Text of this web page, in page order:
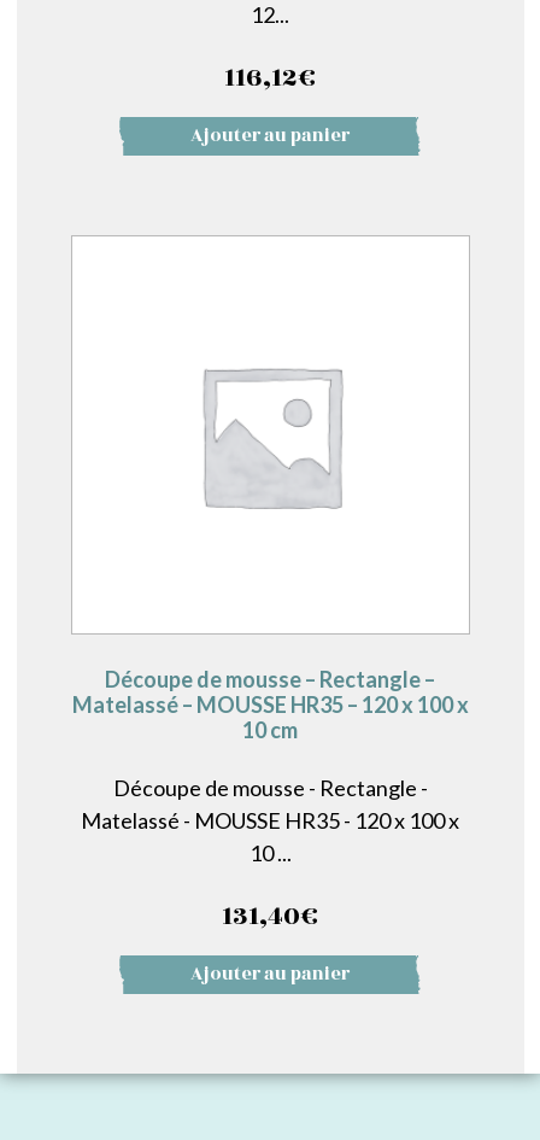
12...
116,12€
Ajouter au panier
Découpe de mousse – Rectangle –
Matelassé – MOUSSE HR35 – 120 x 100 x
10 cm
Découpe de mousse - Rectangle -
Matelassé - MOUSSE HR35 - 120 x 100 x
10 ...
131,40€
Ajouter au panier